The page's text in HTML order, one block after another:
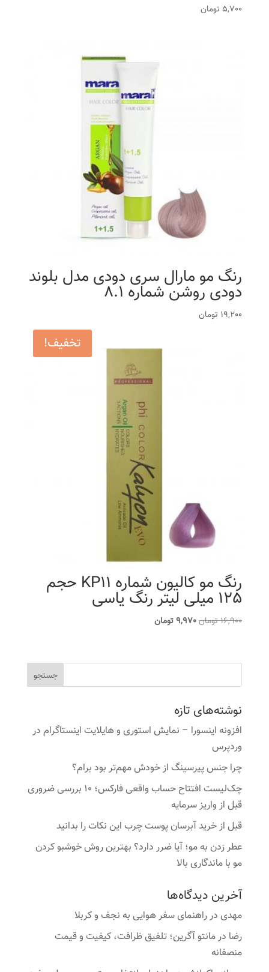
5,700 تومان
رنگ مو مارال سری دودی مدل بلوند
دودی روشن شماره 8.1
19,200 تومان
تخفیف!
رنگ مو کالیون شماره KP11 حجم
125 میلی لیتر رنگ یاسی
16,900تومانقیمت
بود.
9,970تومانقیمت
است.
نوشته‌های تازه
افزونه اینسورا – نمایش استوری و هایلایت اینستاگرام در
وردپرس
چرا جنس پیرسینگ از خودش مهم‌تر بود برام؟
چک‌لیست افتتاح حساب واقعی فارکس؛ ۱۰ بررسی ضروری
قبل از واریز سرمایه
قبل از خرید آبرسان پوست چرب این نکات را بدانید
عطر زدن به مو؛ آیا ضرر دارد؟ بهترین روش خوشبو کردن
مو با ماندگاری بالا
آخرین دیدگاه‌ها
مهدیدرراهنمای سفر هوایی به نجف و کربلا
رضا درمانتو آگرین؛ تلفیق ظرافت، کیفیت و قیمت
منصفانه